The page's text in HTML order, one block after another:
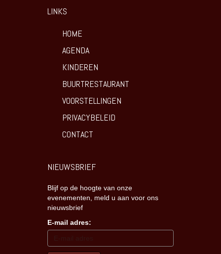
LINKS
HOME
AGENDA
KINDEREN
BUURTRESTAURANT
VOORSTELLINGEN
PRIVACYBELEID
CONTACT
NIEUWSBRIEF
Blijf op de hoogte van onze
evenementen, meld u aan voor ons
nieuwsbrief
E-mail adres: